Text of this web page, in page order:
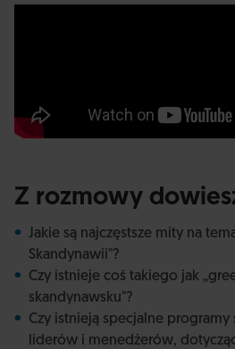
Z rozmowy
Jakie są najczęstsze mity na
Skandynawii"?
Czy istnieje coś takiego jak
skandynawsku"?
Czy istnieją specjalne
liderów i menedżerów,